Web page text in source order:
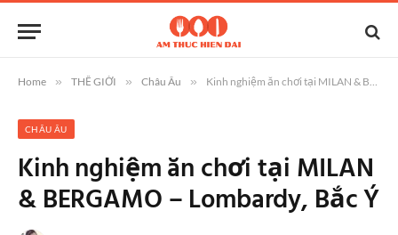
Home » THẾ GIỚI » Châu Âu » Kinh nghiệm ăn chơi tại MILAN & BERGAMO – Lombardy, Bắc Ý
CHÂU ÂU
Kinh nghiệm ăn chơi tại MILAN
& BERGAMO – Lombardy, Bắc Ý